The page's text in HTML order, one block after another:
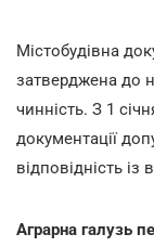
Містобудівна
затверджена до
чинність. З 1
документації
відповідність
Аграрна галузь